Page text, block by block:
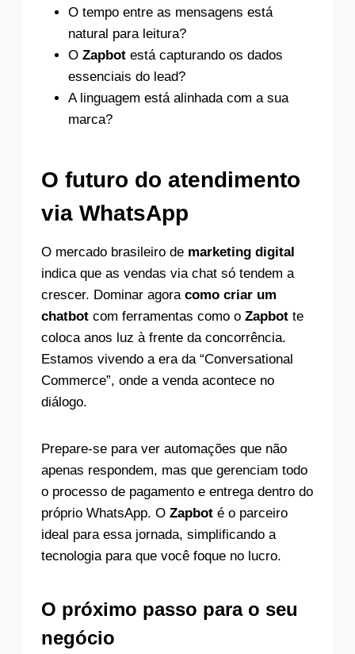
O tempo entre as mensagens está
natural para leitura?
O Zapbot está capturando os dados
essenciais do lead?
A linguagem está alinhada com a sua
marca?
O futuro do atendimento
via WhatsApp
O mercado brasileiro de marketing digital
indica que as vendas via chat só tendem a
crescer. Dominar agora como criar um
chatbot com ferramentas como o Zapbot te
coloca anos luz à frente da concorrência.
Estamos vivendo a era da “Conversational
Commerce”, onde a venda acontece no
diálogo.
Prepare-se para ver automações que não
apenas respondem, mas que gerenciam todo
o processo de pagamento e entrega dentro do
próprio WhatsApp. O Zapbot é o parceiro
ideal para essa jornada, simplificando a
tecnologia para que você foque no lucro.
O próximo passo para o seu
negócio